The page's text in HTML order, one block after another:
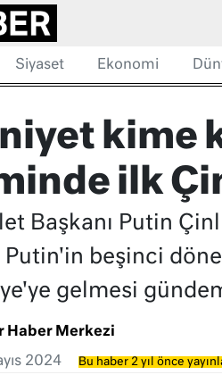
Siyaset Ekonomi
kime
ilk
Başkanı Putin
beşinci
gelmesi
Haber Merkezi
2024 Bu haber 2 yıl önce